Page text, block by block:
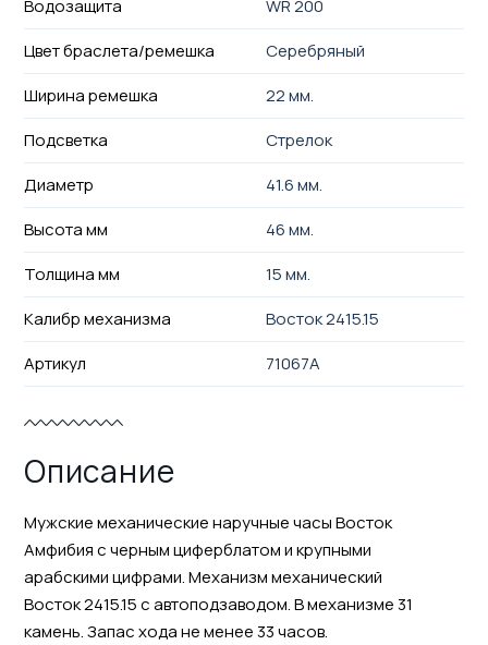
Водозащита
WR 200
Цвет браслета/ремешка
Серебряный
Ширина ремешка
22 мм.
Подсветка
Стрелок
Диаметр
41.6 мм.
Высота мм
46 мм.
Толщина мм
15 мм.
Калибр механизма
Восток 2415.15
Артикул
71067А
Описание
Мужские механические наручные часы Восток
Амфибия с черным циферблатом и крупными
арабскими цифрами. Механизм механический
Восток 2415.15 с автоподзаводом. В механизме 31
камень. Запас хода не менее 33 часов.